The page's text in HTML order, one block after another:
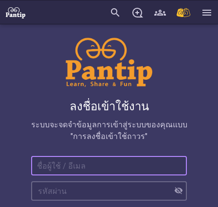
search menu
ลงชื่อเข้าใช้งาน
ระบบจะจดจำข้อมูลการเข้าสู่ระบบของคุณแบบ
"การลงชื่อเข้าใช้ถาวร"
visibility_off